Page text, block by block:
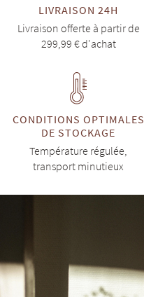
LIVRAISON 24H
Livraison offerte à partir de
299,99 € d'achat
CONDITIONS OPTIMALES
DE STOCKAGE
Température régulée,
transport minutieux